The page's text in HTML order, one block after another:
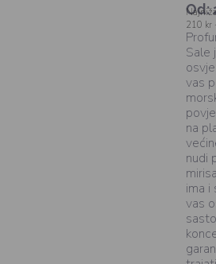
(
Od:
210 kr
Sale
vas
na
nudi
ima i
vas